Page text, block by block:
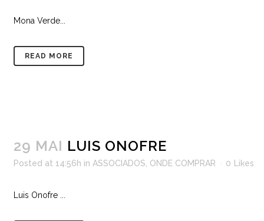
Mona Verde...
READ MORE
29 MAI LUIS ONOFRE
Posted at 14:56h in ASSOCIADOS ONDE COMPRAR 0 Likes
Luis Onofre ...